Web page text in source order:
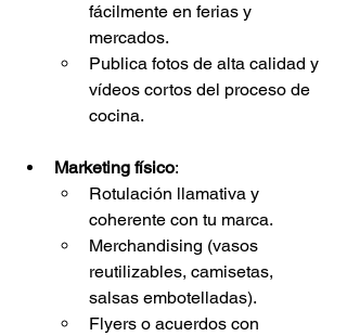
fácilmente en ferias y
mercados.
Publica fotos de alta calidad y
vídeos cortos del proceso de
cocina.
Marketing físico:
Rotulación llamativa y
coherente con tu marca.
Merchandising (vasos
reutilizables, camisetas,
salsas embotelladas).
Flyers o acuerdos con